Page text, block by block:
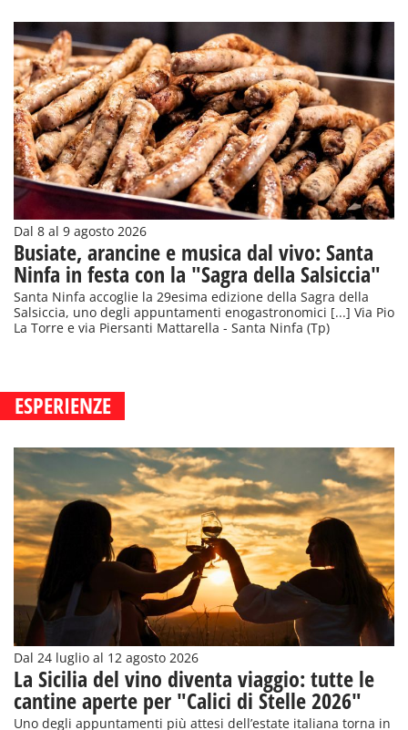
Dal 8 al 9 agosto 2026
Busiate, arancine e musica dal vivo: Santa
Ninfa in festa con la "Sagra della Salsiccia"
Santa Ninfa accoglie la 29esima edizione della Sagra della
Salsiccia, uno degli appuntamenti enogastronomici [...] Via Pio
La Torre e via Piersanti Mattarella - Santa Ninfa (Tp)
ESPERIENZE
Dal 24 luglio al 12 agosto 2026
La Sicilia del vino diventa viaggio: tutte le
cantine aperte per "Calici di Stelle 2026"
Uno degli appuntamenti più attesi dell’estate italiana torna in